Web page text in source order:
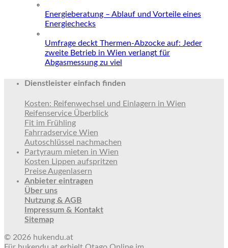
Energieberatung – Ablauf und Vorteile eines
Energiechecks
Umfrage deckt Thermen-Abzocke auf: Jeder
zweite Betrieb in Wien verlangt für
Abgasmessung zu viel
Dienstleister einfach finden
Kosten: Reifenwechsel und Einlagern in Wien
Reifenservice Überblick
Fit im Frühling
Fahrradservice Wien
Autoschlüssel nachmachen
Partyraum mieten in Wien
Kosten Lippen aufspritzen
Preise Augenlasern
Anbieter eintragen
Über uns
Nutzung & AGB
Impressum & Kontakt
Sitemap
© 2026 hukendu.at